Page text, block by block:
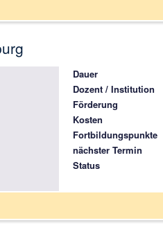
Dauer
Dozent / Institution
Förderung
Kosten
Fortbildungspunkte
nächster Termin
Status